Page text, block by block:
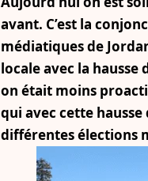
avant. C’est la
médiatiques de
locale avec la hausse
on était moins
qui avec cette hausse
différentes élections